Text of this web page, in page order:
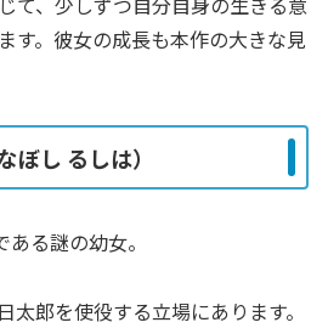
す。彼女の成長も本作の大きな見
ぼし るしは）
ある謎の幼女。
太郎を使役する立場にあります。